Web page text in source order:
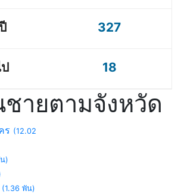
327
18
ชายตามจังหวัด
ร (12.02
)
(1.36 พัน)